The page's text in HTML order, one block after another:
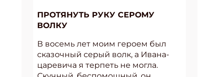
ПРОТЯНУТЬ РУКУ СЕРОМУ
ВОЛКУ
В восемь лет моим героем был
сказочный серый волк, а Ивана-
царевича я терпеть не могла.